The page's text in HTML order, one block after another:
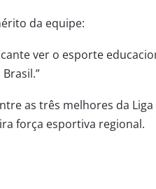
da equipe:
ver o esporte
as três melhores da
força esportiva regional.